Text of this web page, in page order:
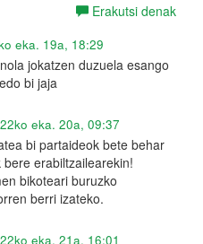
Erakutsi denak
eka. 19a, 18:29
jokatzen duzuela esango
bi jaja
eka. 20a, 09:37
bi partaideok bete behar
erabiltzailearekin!
bikoteari buruzko
berri izateko.
eka. 21a, 16:01